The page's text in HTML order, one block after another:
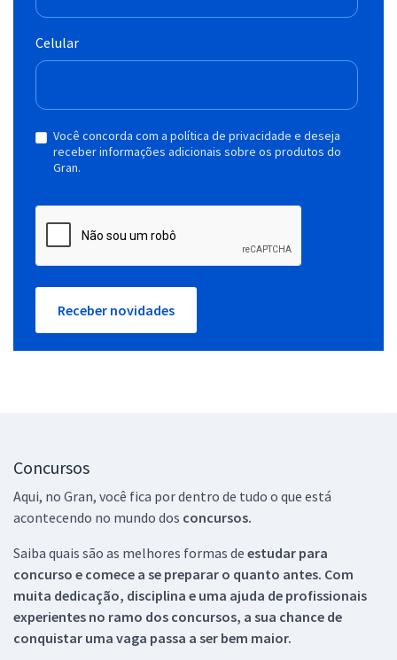
Celular
Você concorda com a política de privacidade e deseja
receber informações adicionais sobre os produtos do
Gran.
Receber novidades
Concursos
Aqui, no Gran, você fica por dentro de tudo o que está
acontecendo no mundo dos concursos.
Saiba quais são as melhores formas de estudar para
concurso e comece a se preparar o quanto antes. Com
muita dedicação, disciplina e uma ajuda de profissionais
experientes no ramo dos concursos, a sua chance de
conquistar uma vaga passa a ser bem maior.